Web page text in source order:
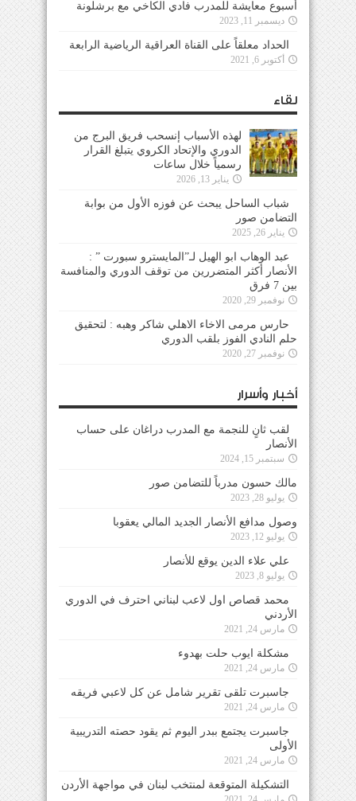
أسبوع معايشة للمدرب فادي الكاخي مع برشلونة
ديسمبر 11, 2023
الحداد معلقاً على القناة العراقية الرياضية الرابعة
أكتوبر 6, 2021
لقاء
لهذه الأسباب إنسحب فريق البرج من
الدوري والإتحاد الكروي يتبلغ القرار
رسمياً خلال ساعات
يناير 13, 2026
شباب الساحل يبحث عن فوزه الأول من بوابة
التضامن صور
يناير 26, 2025
عبد الوهاب ابو الهيل لـ”المايسترو سبورت ” :
الأنصار أكثر المتضررين من توقف الدوري والمنافسة
بين 7 فرق
نوفمبر 29, 2020
حارس مرمى الاخاء الاهلي شاكر وهبه : لتحقيق
حلم النادي الفوز بلقب الدوري
نوفمبر 27, 2020
أخبار وأسرار
لقب ثانٍ للنجمة مع المدرب دراغان على حساب
الأنصار
سبتمبر 15, 2024
مالك حسون مدرباً للتضامن صور
يوليو 28, 2023
وصول مدافع الأنصار الجديد المالي يعقوبا
يوليو 12, 2023
علي علاء الدين يوقع للأنصار
يوليو 8, 2023
محمد قصاص اول لاعب لبناني احترف في الدوري
الأردني
مارس 24, 2021
مشكلة ايوب حلت بهدوء
مارس 24, 2021
جاسبرت تلقى تقرير شامل عن كل لاعبي فريقه
مارس 24, 2021
جاسبرت يجتمع ببدر اليوم ثم يقود حصته التدريبية
الأولى
مارس 24, 2021
التشكيلة المتوقعة لمنتخب لبنان في مواجهة الأردن